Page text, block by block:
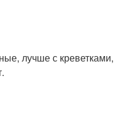
лучше с креветками,